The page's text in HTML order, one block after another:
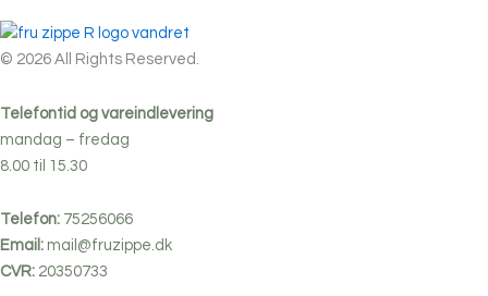
© 2026 All Rights Reserved.
Telefontid og vareindlevering
mandag – fredag
8.00 til 15.30
Telefon: 75256066
Email: mail@fruzippe.dk
CVR: 20350733